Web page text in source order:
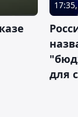
для